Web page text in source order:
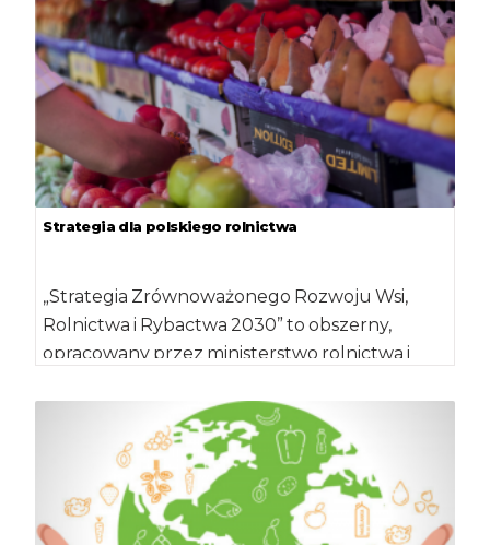
Strategia dla polskiego rolnictwa
„Strategia Zrównoważonego Rozwoju Wsi,
Rolnictwa i Rybactwa 2030” to obszerny,
opracowany przez ministerstwo rolnictwa i